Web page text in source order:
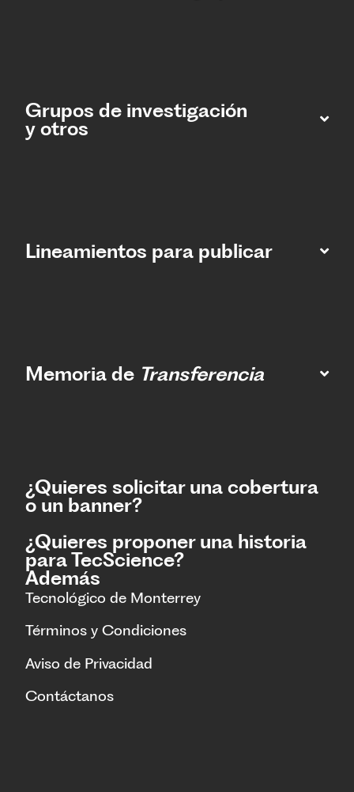
Grupos de investigación
y otros
Lineamientos para publicar
Memoria de Transferencia
¿Quieres solicitar una cobertura
o un banner?
¿Quieres proponer una historia
para TecScience?
Además
Tecnológico de Monterrey
Términos y Condiciones
Aviso de Privacidad
Contáctanos